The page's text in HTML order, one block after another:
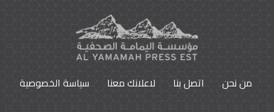
من نحن اتصل بنا لاعلانك معنا سياسة الخصوصية